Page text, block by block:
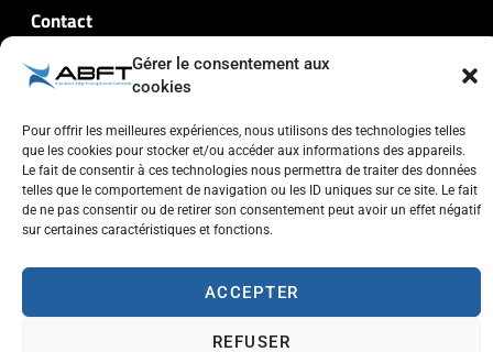
Gérer le consentement aux
cookies
Pour offrir les meilleures expériences, nous utilisons des technologies telles
que les cookies pour stocker et/ou accéder aux informations des appareils.
Le fait de consentir à ces technologies nous permettra de traiter des données
telles que le comportement de navigation ou les ID uniques sur ce site. Le fait
de ne pas consentir ou de retirer son consentement peut avoir un effet négatif
sur certaines caractéristiques et fonctions.
ACCEPTER
REFUSER
Contact
Association Belge Francophone de Taekwondo
Chaussée de Wavre, 2057 - 1160 Auderghem
info@abft.be
+32 (0)2 347 34 77
Copyright © 2023 ABFT.BE – Tous droits réservés
Utilisation des cookies